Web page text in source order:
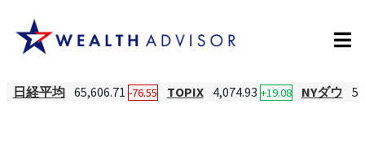
日経平均 65,606.71 -76.55 TOPIX 4,074.93 +19.08 NYダウ